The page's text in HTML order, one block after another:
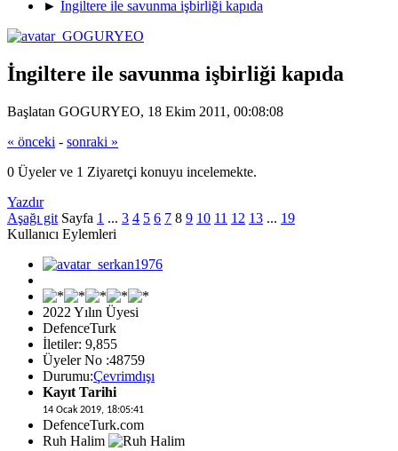
► İngiltere ile savunma işbirliği kapıda
İngiltere ile savunma işbirliği kapıda
Başlatan GOGURYEO, 18 Ekim 2011, 00:08:08
« önceki - sonraki »
0 Üyeler ve 1 Ziyaretçi konuyu incelemekte.
Yazdır
Aşağı git Sayfa 1 ... 3 4 5 6 7 8 9 10 11 12 13 ... 19
Kullanıcı Eylemleri
2022 Yılın Üyesi
DefenceTurk
İletiler: 9,855
Üyeler No :48759
Durumu:Çevrimdışı
Kayıt Tarihi
14 Ocak 2019, 18:05:41
DefenceTurk.com
Ruh Halim